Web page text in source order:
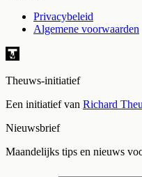
Privacybeleid
Algemene voorwaarden
Theuws-initiatief
Een initiatief van Richard
Nieuwsbrief
Maandelijks tips en nieuws